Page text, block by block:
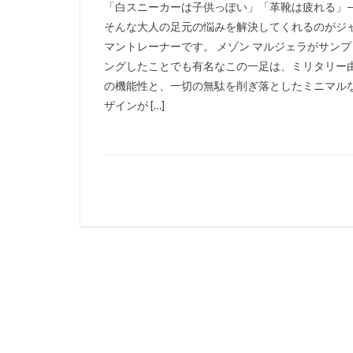
「白スニーカーは子供っぽい」「革靴は疲れる
そんな大人の足元の悩みを解決してくれるのがジ
マントレーナーです。 メゾン マルジェラがサンプ
ングしたことでも有名なこの一足は、ミリタリー
の機能性と、一切の無駄を削ぎ落としたミニマル
ザインが […]